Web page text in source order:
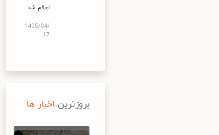
اعلام شد
1405/04/
17
بروزترین اخبار ها